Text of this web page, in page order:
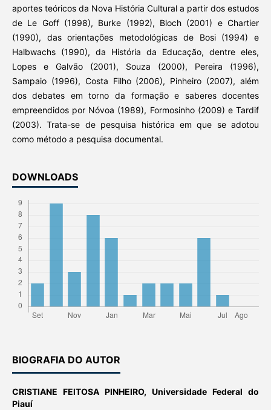
aportes teóricos da Nova História Cultural a partir dos estudos
de Le Goff (1998), Burke (1992), Bloch (2001) e Chartier
(1990), das orientações metodológicas de Bosi (1994) e
Halbwachs (1990), da História da Educação, dentre eles,
Lopes e Galvão (2001), Souza (2000), Pereira (1996),
Sampaio (1996), Costa Filho (2006), Pinheiro (2007), além
dos debates em torno da formação e saberes docentes
empreendidos por Nóvoa (1989), Formosinho (2009) e Tardif
(2003). Trata-se de pesquisa histórica em que se adotou
como método a pesquisa documental.
DOWNLOADS
BIOGRAFIA DO AUTOR
CRISTIANE FEITOSA PINHEIRO,Universidade Federal do
Piauí